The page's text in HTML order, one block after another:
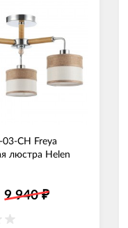
03-CH Freya
люстра Helen
9 940₽